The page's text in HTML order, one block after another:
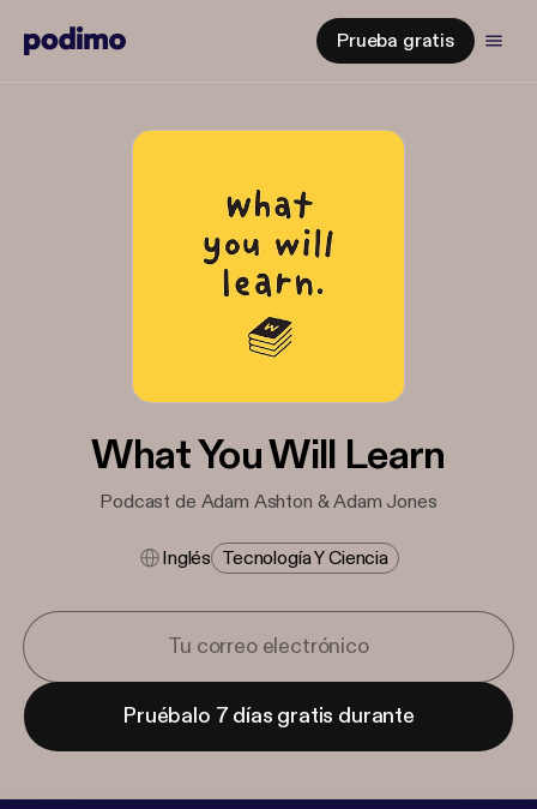
Prueba gratis
What You Will Learn
Podcast de Adam Ashton & Adam Jones
Inglés Tecnología Y Ciencia
Pruébalo 7 días gratis durante